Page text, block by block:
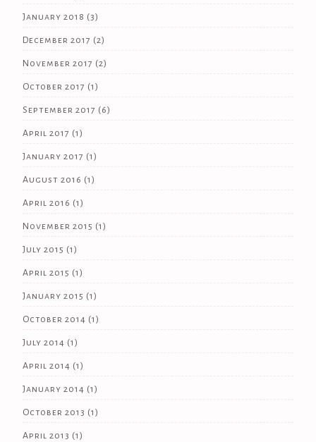
January 2018 (3)
December 2017 (2)
November 2017 (2)
October 2017 (1)
September 2017 (6)
April 2017 (1)
January 2017 (1)
August 2016 (1)
April 2016 (1)
November 2015 (1)
July 2015 (1)
April 2015 (1)
January 2015 (1)
October 2014 (1)
July 2014 (1)
April 2014 (1)
January 2014 (1)
October 2013 (1)
April 2013 (1)